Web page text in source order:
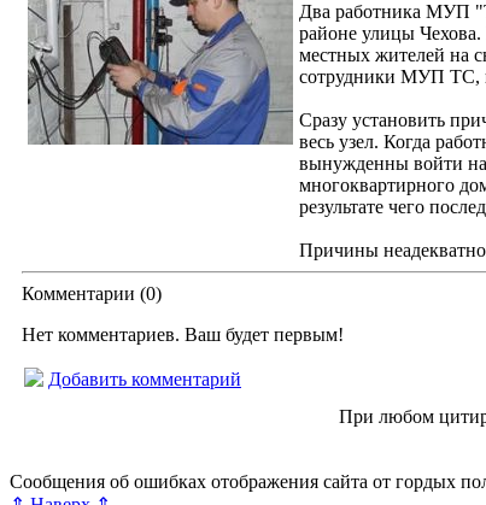
Два работника МУП
районе улицы
местных жителей на
сотрудники МУП ТС,
Сразу установить
весь узел. Когда
вынужденны войти на
многоквартирного
результате чего
Причины
Комментарии (0)
Нет комментариев. Ваш будет первым!
Добавить комментарий
При любом
Сообщения об ошибках отображения сайта от гордых